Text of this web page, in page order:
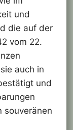
und
die auf der
vom 22.
auch in
und
souveränen